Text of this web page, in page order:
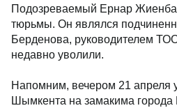
Подозреваемый Ернар
тюрьмы. Он являлся
Берденова, руководителем
недавно уволили.
Напомним, вечером 21 апреля
Шымкента на замакима